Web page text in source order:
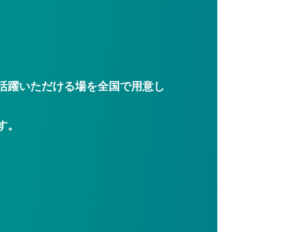
躍いただける場を全国で用意し
。